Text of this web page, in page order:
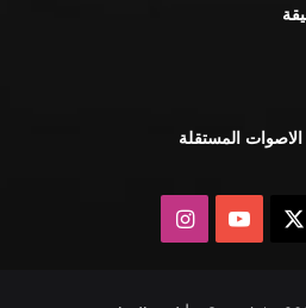
المستقلة
يوتيوبانستقرام